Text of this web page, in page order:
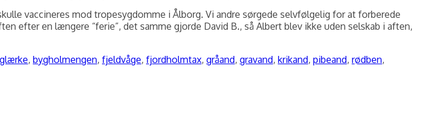
vaccineres mod tropesygdomme i Ålborg. Vi andre sørgede selvfølgelig for at forberede
efter en længere “ferie”, det samme gjorde David B., så Albert blev ikke uden selskab i aften,
, bygholmengen, fjeldvåge, fjordholmtax, gråand, gravand, krikand, pibeand, rødben,